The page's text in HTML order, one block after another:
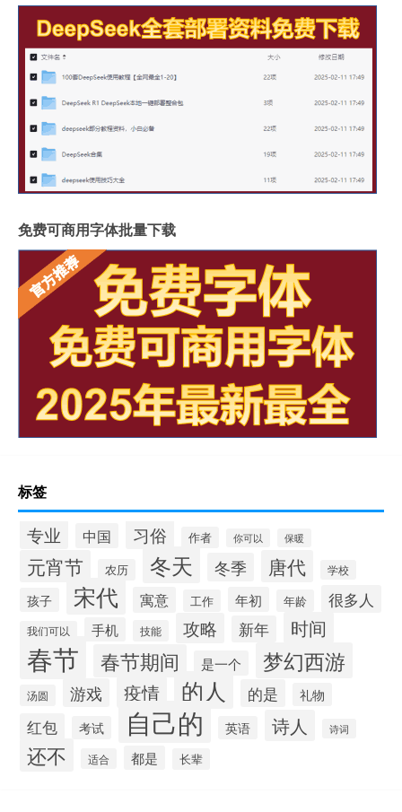
免费可商用字体批量下载
标签
专业 中国 习俗 作者 你可以 保暖
元宵节 农历 冬天 冬季 唐代 学校
孩子 宋代 寓意 工作 年初 年龄 很多人
我们可以 手机 技能 攻略 新年 时间
春节 春节期间 是一个 梦幻西游
汤圆 游戏 疫情 的人 的是 礼物
红包 考试 自己的 英语 诗人 诗词
还不 适合 都是 长辈